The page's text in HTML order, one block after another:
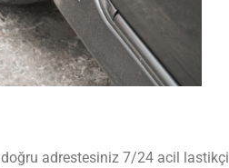
doğru adrestesiniz 7/24 acil